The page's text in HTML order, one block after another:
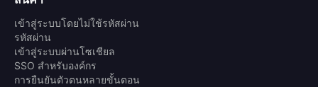
เข้าสู่ระบบโดยไม่ใช้รหัสผ่าน
รหัสผ่าน
เข้าสู่ระบบผ่านโซเชียล
SSO สำหรับองค์กร
การยืนยันตัวตนหลายขั้นตอน